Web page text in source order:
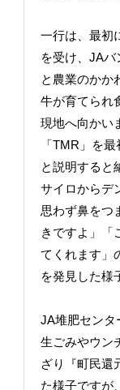
一行は、最初
を受け、JA
と農業のかか
牛が育てられ
現地へ向かい
「TMR」を
と説明すると
サイロからデ
思わず鼻をつ
きですよ」「
てくれます」
を発見した様
JA堆肥センタ
生ごみやウン
ざり『町民還
た様子ですが